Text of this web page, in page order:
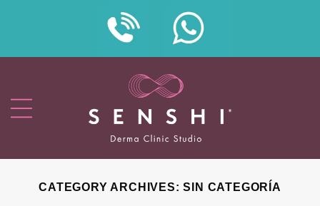
CATEGORY ARCHIVES:SIN CATEGORÍA